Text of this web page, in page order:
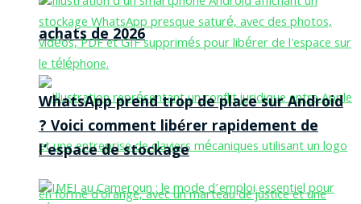
achats de 2026
WhatsApp prend trop de place sur Android
? Voici comment libérer rapidement de
l’espace de stockage